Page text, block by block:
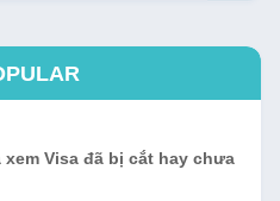
xem Visa đã bị cắt hay chưa